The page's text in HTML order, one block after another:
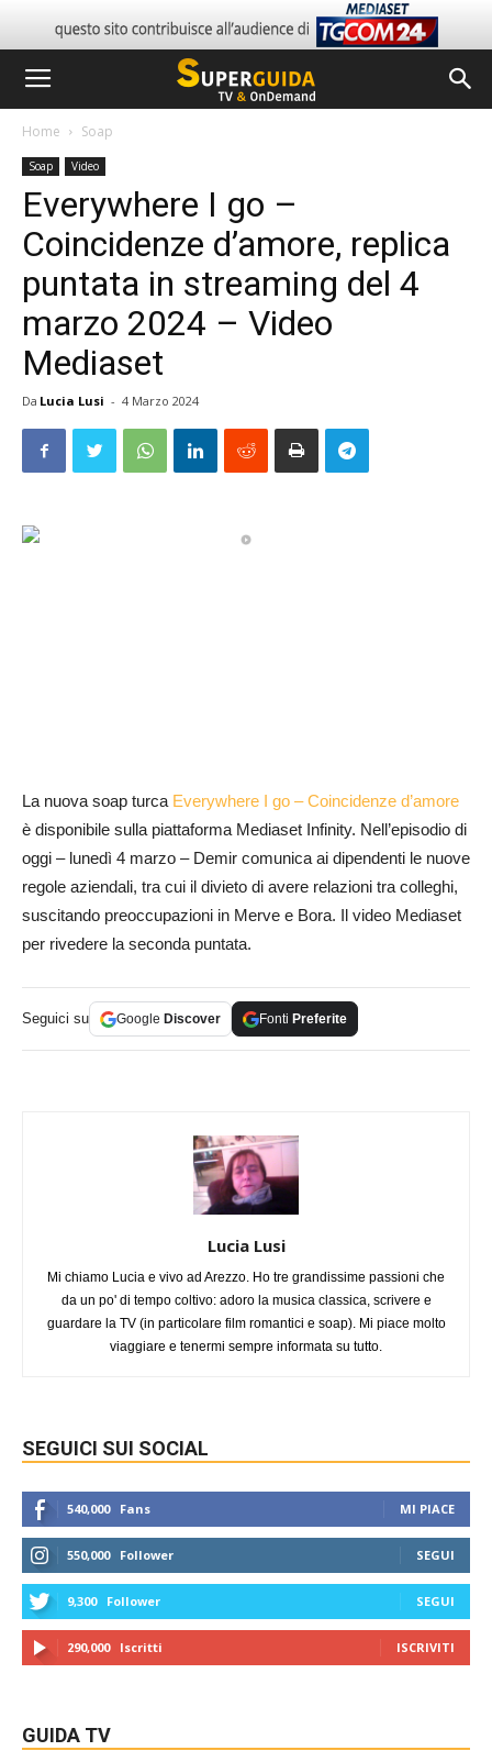
Home Soap
Soap Video
Everywhere I go –
Coincidenze d’amore, replica
puntata in streaming del 4
marzo 2024 – Video
Mediaset
Da Lucia Lusi - 4 Marzo 2024
La nuova soap turca Everywhere I go – Coincidenze d’amore
è disponibile sulla piattaforma Mediaset Infinity. Nell’episodio di
oggi – lunedì 4 marzo – Demir comunica ai dipendenti le nuove
regole aziendali, tra cui il divieto di avere relazioni tra colleghi,
suscitando preoccupazioni in Merve e Bora. Il video Mediaset
per rivedere la seconda puntata.
Seguici su Google Discover Fonti Preferite
Lucia Lusi
Mi chiamo Lucia e vivo ad Arezzo. Ho tre grandissime passioni che
da un po' di tempo coltivo: adoro la musica classica, scrivere e
guardare la TV (in particolare film romantici e soap). Mi piace molto
viaggiare e tenermi sempre informata su tutto.
SEGUICI SUI SOCIAL
540,000 Fans MI PIACE
550,000 Follower SEGUI
9,300 Follower SEGUI
290,000 Iscritti ISCRIVITI
GUIDA TV